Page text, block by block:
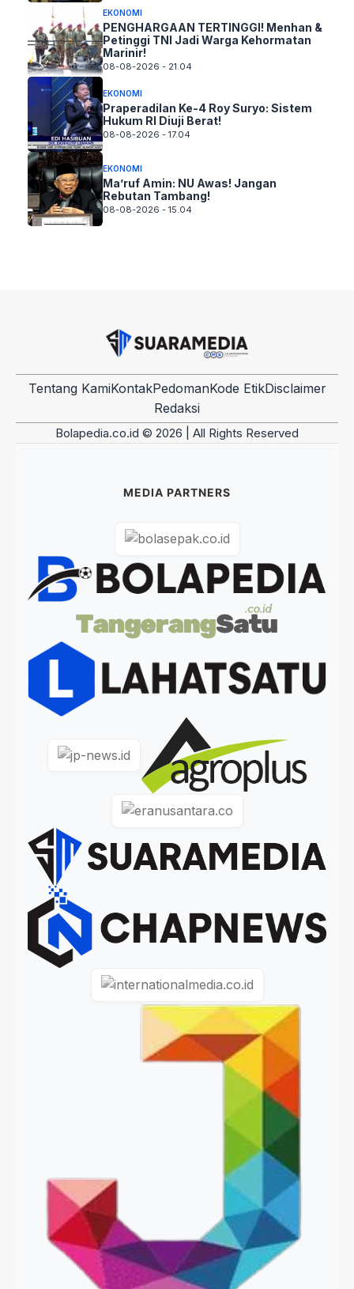
EKONOMI
PENGHARGAAN TERTINGGI! Menhan &
Petinggi TNI Jadi Warga Kehormatan
Marinir!
08-08-2026 - 21.04
EKONOMI
Praperadilan Ke-4 Roy Suryo: Sistem
Hukum RI Diuji Berat!
08-08-2026 - 17.04
EKONOMI
Ma’ruf Amin: NU Awas! Jangan
Rebutan Tambang!
08-08-2026 - 15.04
Tentang KamiKontakPedomanKode EtikDisclaimer
Redaksi
Bolapedia.co.id © 2026 | All Rights Reserved
MEDIA PARTNERS